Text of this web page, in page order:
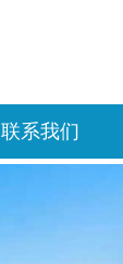
联系我们